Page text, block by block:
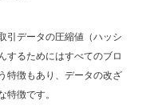
引データの圧縮値（ハッシ
するためにはすべてのブロ
特徴もあり、データの改ざ
特徴です。